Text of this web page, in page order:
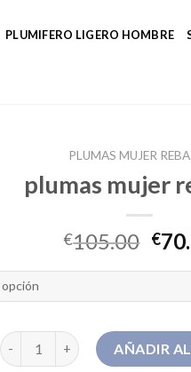
PLUMIFERO LIGERO HOMBRE
PLUMAS MUJER
plumas mujer
€105.00 €
plumas mujer rebajas cantidad
AÑADIR